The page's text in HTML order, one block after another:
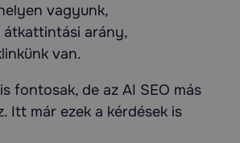
vagyunk,
átkattintási arány,
van.
fontosak, de az AI SEO más
Itt már ezek a kérdések is